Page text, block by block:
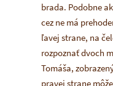
brada. Podobne
cez ne má
ľavej strane, na
rozpoznať dvoch
Tomáša,
pravej strane